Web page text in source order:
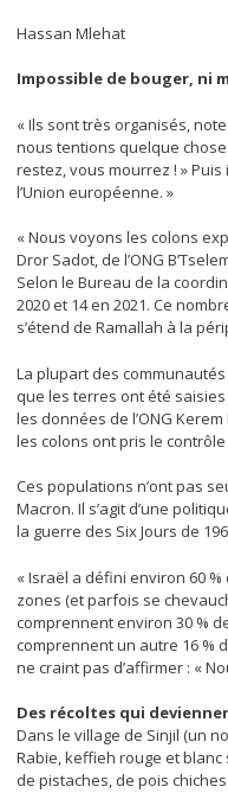
Hassan Mlehat
Impossible de bouger, ni
« Ils sont très organisés,
nous tentions quelque
restez, vous mourrez ! »
l’Union européenne. »
« Nous voyons les colons
Dror Sadot, de l’ONG
Selon le Bureau de la
2020 et 14 en 2021. Ce
s’étend de Ramallah à la
La plupart des
que les terres ont été saisies
les données de l’ONG
les colons ont pris le
Ces populations n’ont pas
Macron. Il s’agit d’une
la guerre des Six Jours de
« Israël a défini environ 60
zones (et parfois se
comprennent environ 30 %
comprennent un autre 16 %
ne craint pas d’affirmer : «
Des récoltes qui
Dans le village de Sinjil (un
Rabie, keffieh rouge et
de pistaches, de pois